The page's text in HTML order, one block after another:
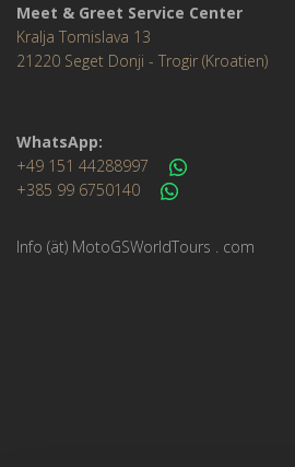
Meet & Greet Service Center
Kralja Tomislava 13
21220 Seget Donji - Trogir (Kroatien)
WhatsApp:
+49 151 44288997
+385 99 6750140
Info (ät) MotoGSWorldTours . com